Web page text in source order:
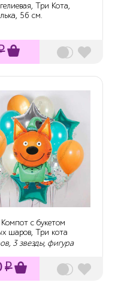
Три Кота,
56 см.
с букетом
шаров, Три кота
3 звезды, фигура
₽